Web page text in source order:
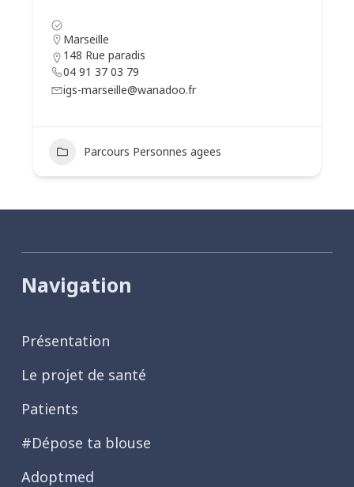
Marseille
148 Rue paradis
04 91 37 03 79
igs-marseille@wanadoo.fr
Parcours Personnes agees
Navigation
Présentation
Le projet de santé
Patients
#Dépose ta blouse
Adoptmed